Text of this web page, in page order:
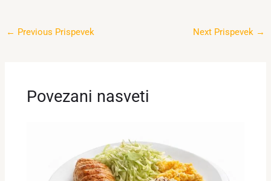
← Previous Prispevek Next Prispevek →
Povezani nasveti